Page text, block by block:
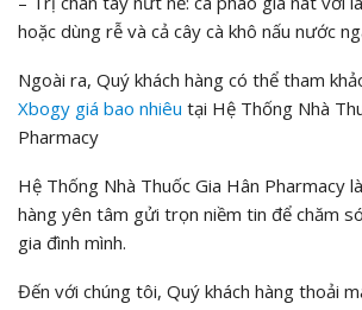
hoặc dùng rễ và cả cây cà khô nấu nước
Ngoài ra, Quý khách hàng có thể tham
Xbogy giá bao nhiêu tại Hệ Thống Nhà
Pharmacy
Hệ Thống Nhà Thuốc Gia Hân Pharmacy
hàng yên tâm gửi trọn niềm tin để chăm
gia đình mình.
Đến với chúng tôi, Quý khách hàng thoải